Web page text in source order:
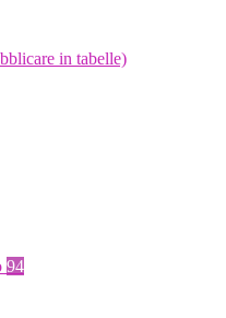
in tabelle)
94